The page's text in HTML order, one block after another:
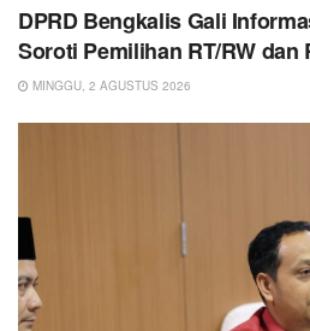
DPRD Bengkalis Gali
Soroti Pemilihan RT/RW dan
MINGGU, 2 AGUSTUS 2026